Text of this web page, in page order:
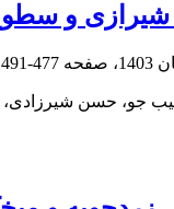
شیرازی و
477-491
جو، حسن